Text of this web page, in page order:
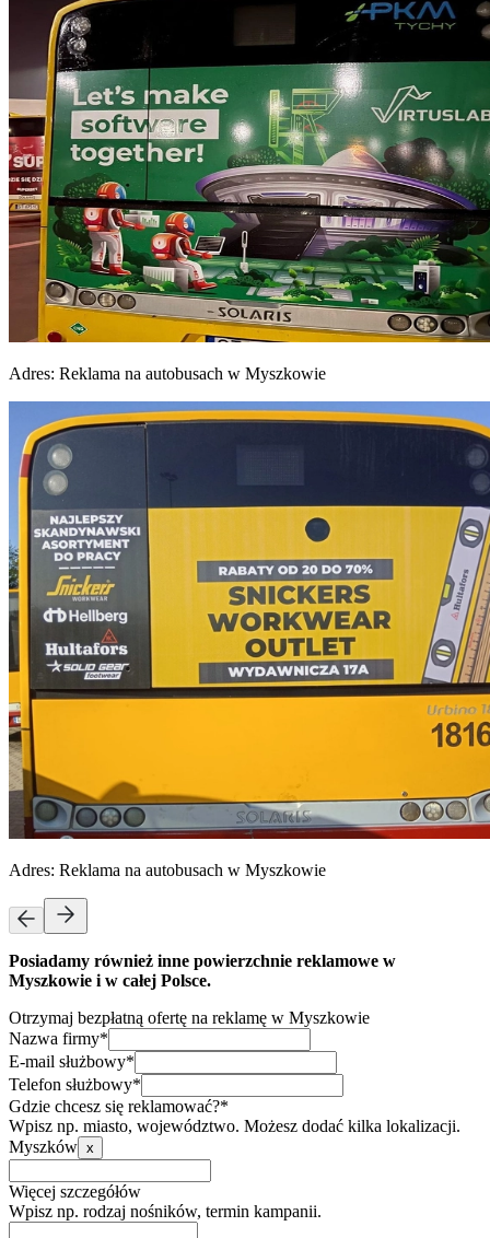
Adres: Reklama na autobusach w Myszkowie
Adres: Reklama na autobusach w Myszkowie
Posiadamy również inne powierzchnie reklamowe w
Myszkowie i w całej Polsce.
Otrzymaj bezpłatną ofertę na reklamę w Myszkowie
Nazwa firmy*
E-mail służbowy*
Telefon służbowy*
Gdzie chcesz się reklamować?*
Wpisz np. miasto, województwo. Możesz dodać kilka lokalizacji.
Myszków x
Więcej szczegółów
Wpisz np. rodzaj nośników, termin kampanii.